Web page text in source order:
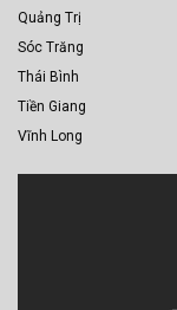
Quảng Trị
Sóc Trăng
Thái Bình
Tiền Giang
Vĩnh Long